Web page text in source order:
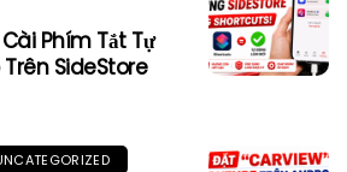
Cài Phím Tắt Tự
SideStore